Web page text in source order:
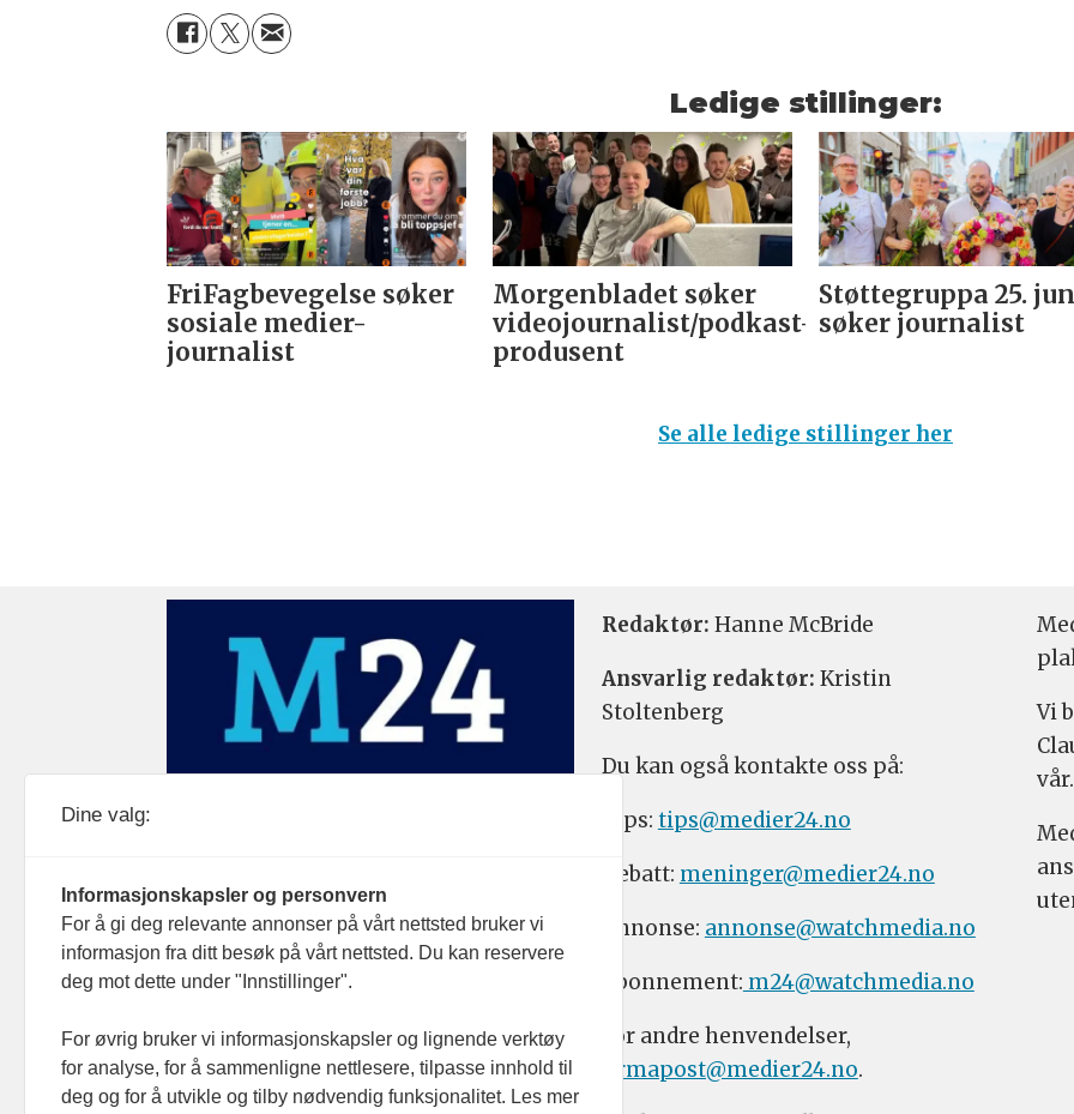
Ledige stillinger:
FriFagbevegelse søker
sosiale medier-
journalist
Morgenbladet søker
videojournalist/podkast-
produsent
Støttegruppa 25.
søker journalist
Se alle ledige stillinger her
Redaktør: Hanne McBride
Ansvarlig redaktør: Kristin
Stoltenberg
Du kan også kontakte oss på:
Tips: tips@medier24.no
Debatt: meninger@medier24.no
Annonse: annonse@watchmedia.no
Abonnement: m24@watchmedia.no
For andre henvendelser,
firmapost@medier24.no.
Vi
vår.
Dine valg:
Informasjonskapsler og personvern
For å gi deg relevante annonser på vårt nettsted bruker vi
informasjon fra ditt besøk på vårt nettsted. Du kan reservere
deg mot dette under "Innstillinger".
For øvrig bruker vi informasjonskapsler og lignende verktøy
for analyse, for å sammenligne nettlesere, tilpasse innhold til
deg og for å utvikle og tilby nødvendig funksjonalitet. Les mer